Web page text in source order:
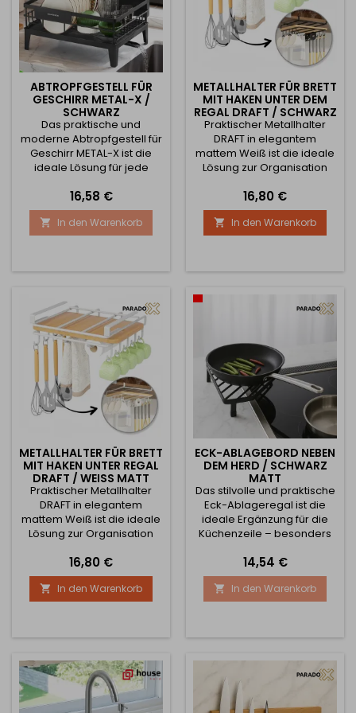
ABTROPFGESTELL FÜR
GESCHIRR METAL-X /
SCHWARZ
Das praktische und
moderne Abtropfgestell für
Geschirr METAL-X ist die
ideale Lösung für jede
stabilen Metallrahmen mit
funktionalen Extras und
einem minimalistischen
Design in elegantem
kompakten Maße eignet es
ausreichend Platz für Teller,
Gläser und...
Preis
16,58 €
 In den Warenkorb
METALLHALTER FÜR BRETT
MIT HAKEN UNTER DEM
REGAL DRAFT / SCHWARZ
MATT
Praktischer Metallhalter
DRAFT in elegantem
mattem Weiß ist die ideale
Lösung zur Organisation
sich einfach unter ein Regal
oder einen Unterschrank
schieben und schafft sofort
neuen Stauraum – ganz
Der Halter ist perfekt zum
Schneidebretts, Aufhängen
von Geschirrtüchern,
Preis
16,80 €
 In den Warenkorb
METALLHALTER FÜR BRETT
MIT HAKEN UNTER REGAL
DRAFT / WEISS MATT
Praktischer Metallhalter
DRAFT in elegantem
mattem Weiß ist die ideale
Lösung zur Organisation
sich einfach unter ein Regal
oder einen Unterschrank
schieben und schafft sofort
neuen Stauraum – ganz
Der Halter eignet sich
Ablegen des
Schneidebretts, Aufhängen
von Geschirrtüchern,...
Preis
16,80 €
 In den Warenkorb
ECK-ABLAGEBORD NEBEN
DEM HERD / SCHWARZ
MATT
Das stilvolle und praktische
Eck-Ablageregal ist die
ideale Ergänzung für die
Küchenzeile – besonders
Herd. Es ermöglicht das
sichere und bequeme
Abstellen von heißen
Pfannen, Töpfen oder
Risiko, die Arbeitsplatte zu
Hauptvorteile: 🔥
Hitzebeständig – ideal zum
Abstellen von heißem
Geschirr...
Preis
14,54 €
 In den Warenkorb